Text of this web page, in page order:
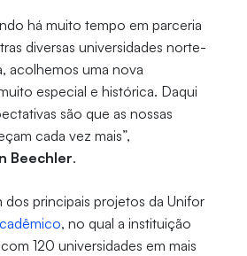
há muito tempo em parceria
diversas universidades norte-
acolhemos uma nova
especial e histórica. Daqui
são que as nossas
cada vez mais”,
Beechler.
dos principais projetos da Unifor
, no qual a instituição
120 universidades em mais